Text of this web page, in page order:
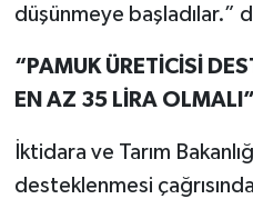
düşünmeye başladılar.”
“PAMUK ÜRETİCİSİ
EN AZ 35 LİRA OLMALI”
İktidara ve Tarım
desteklenmesi